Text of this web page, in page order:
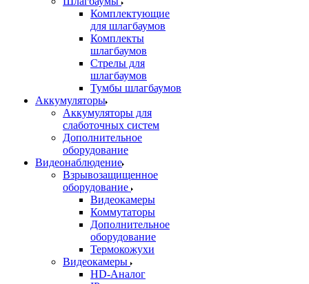
Комплектующие
для шлагбаумов
Комплекты
шлагбаумов
Стрелы для
шлагбаумов
Тумбы шлагбаумов
Аккумуляторы
Аккумуляторы для
слаботочных систем
Дополнительное
оборудование
Видеонаблюдение
Взрывозащищенное
оборудование
Видеокамеры
Коммутаторы
Дополнительное
оборудование
Термокожухи
Видеокамеры
HD-Аналог